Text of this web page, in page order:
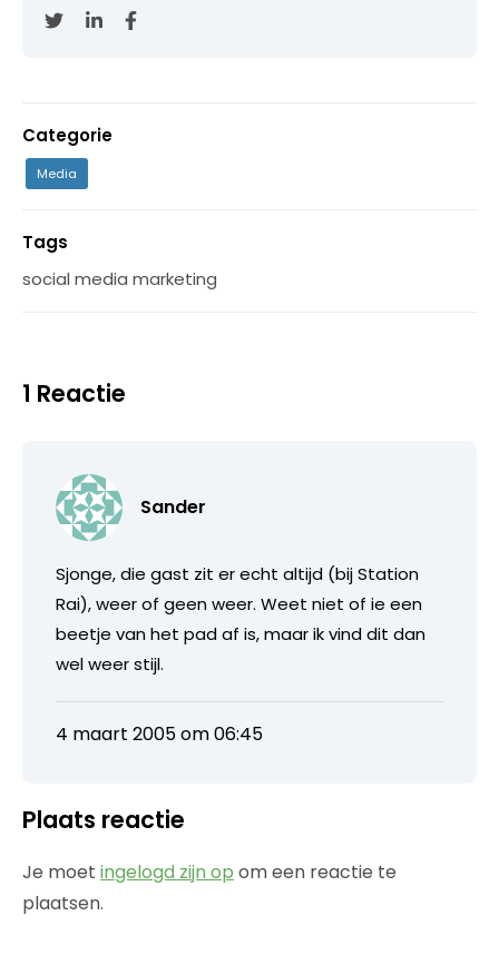
Categorie
Media
Tags
social media marketing
1 Reactie
Sander
Sjonge, die gast zit er echt altijd (bij Station
Rai), weer of geen weer. Weet niet of ie een
beetje van het pad af is, maar ik vind dit dan
wel weer stijl.
4 maart 2005 om 06:45
Plaats reactie
Je moet ingelogd zijn op om een reactie te
plaatsen.